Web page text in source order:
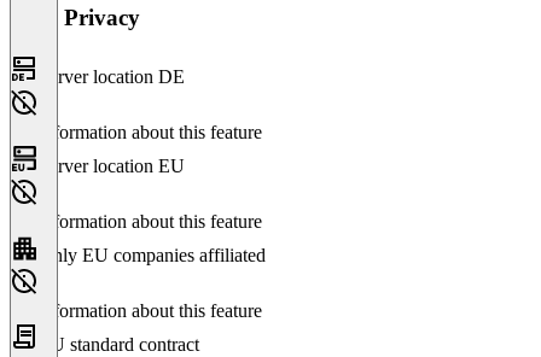
Data Privacy
Server location DE
No information about this feature
Server location EU
No information about this feature
Only EU companies affiliated
No information about this feature
EU standard contract